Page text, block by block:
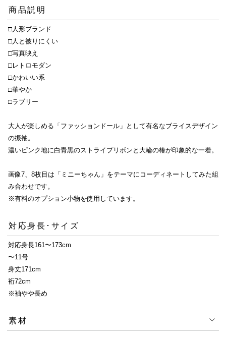
商品説明
□人形ブランド
□人と被りにくい
□写真映え
□レトロモダン
□かわいい系
□華やか
□ラブリー
大人が楽しめる「ファッションドール」として有名なブライスデザイン
の振袖。
濃いピンク地に白青黒のストライプリボンと大輪の椿が印象的な一着。
画像7、8枚目は「ミニーちゃん」をテーマにコーディネートしてみた組
み合わせです。
※有料のオプション小物を使用しています。
対応身長･サイズ
対応身長161〜173cm
〜11号
身丈171cm
裄72cm
※袖やや長め
素材